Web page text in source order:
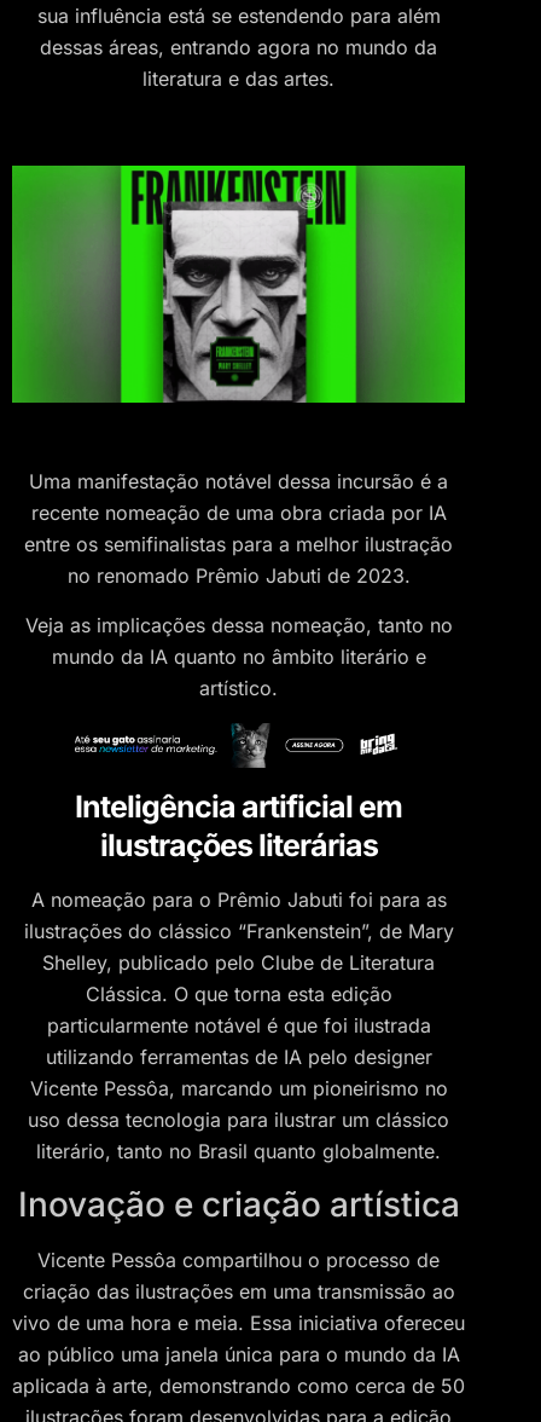
sua influência está se estendendo para além
dessas áreas, entrando agora no mundo da
literatura e das artes.
Uma manifestação notável dessa incursão é a
recente nomeação de uma obra criada por IA
entre os semifinalistas para a melhor ilustração
no renomado Prêmio Jabuti de 2023.
Veja as implicações dessa nomeação, tanto no
mundo da IA quanto no âmbito literário e
artístico.
Inteligência artificial em
ilustrações literárias
A nomeação para o Prêmio Jabuti foi para as
ilustrações do clássico “Frankenstein”, de Mary
Shelley, publicado pelo Clube de Literatura
Clássica. O que torna esta edição
particularmente notável é que foi ilustrada
utilizando ferramentas de IA pelo designer
Vicente Pessôa, marcando um pioneirismo no
uso dessa tecnologia para ilustrar um clássico
literário, tanto no Brasil quanto globalmente.
Inovação e criação artística
Vicente Pessôa compartilhou o processo de
criação das ilustrações em uma transmissão ao
vivo de uma hora e meia. Essa iniciativa ofereceu
ao público uma janela única para o mundo da IA
aplicada à arte, demonstrando como cerca de 50
ilustrações foram desenvolvidas para a edição